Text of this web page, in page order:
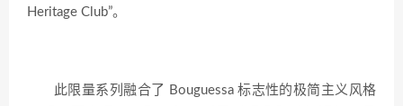
Heritage Club”。
此限量系列融合了 Bouguessa 标志性的极简主义风格